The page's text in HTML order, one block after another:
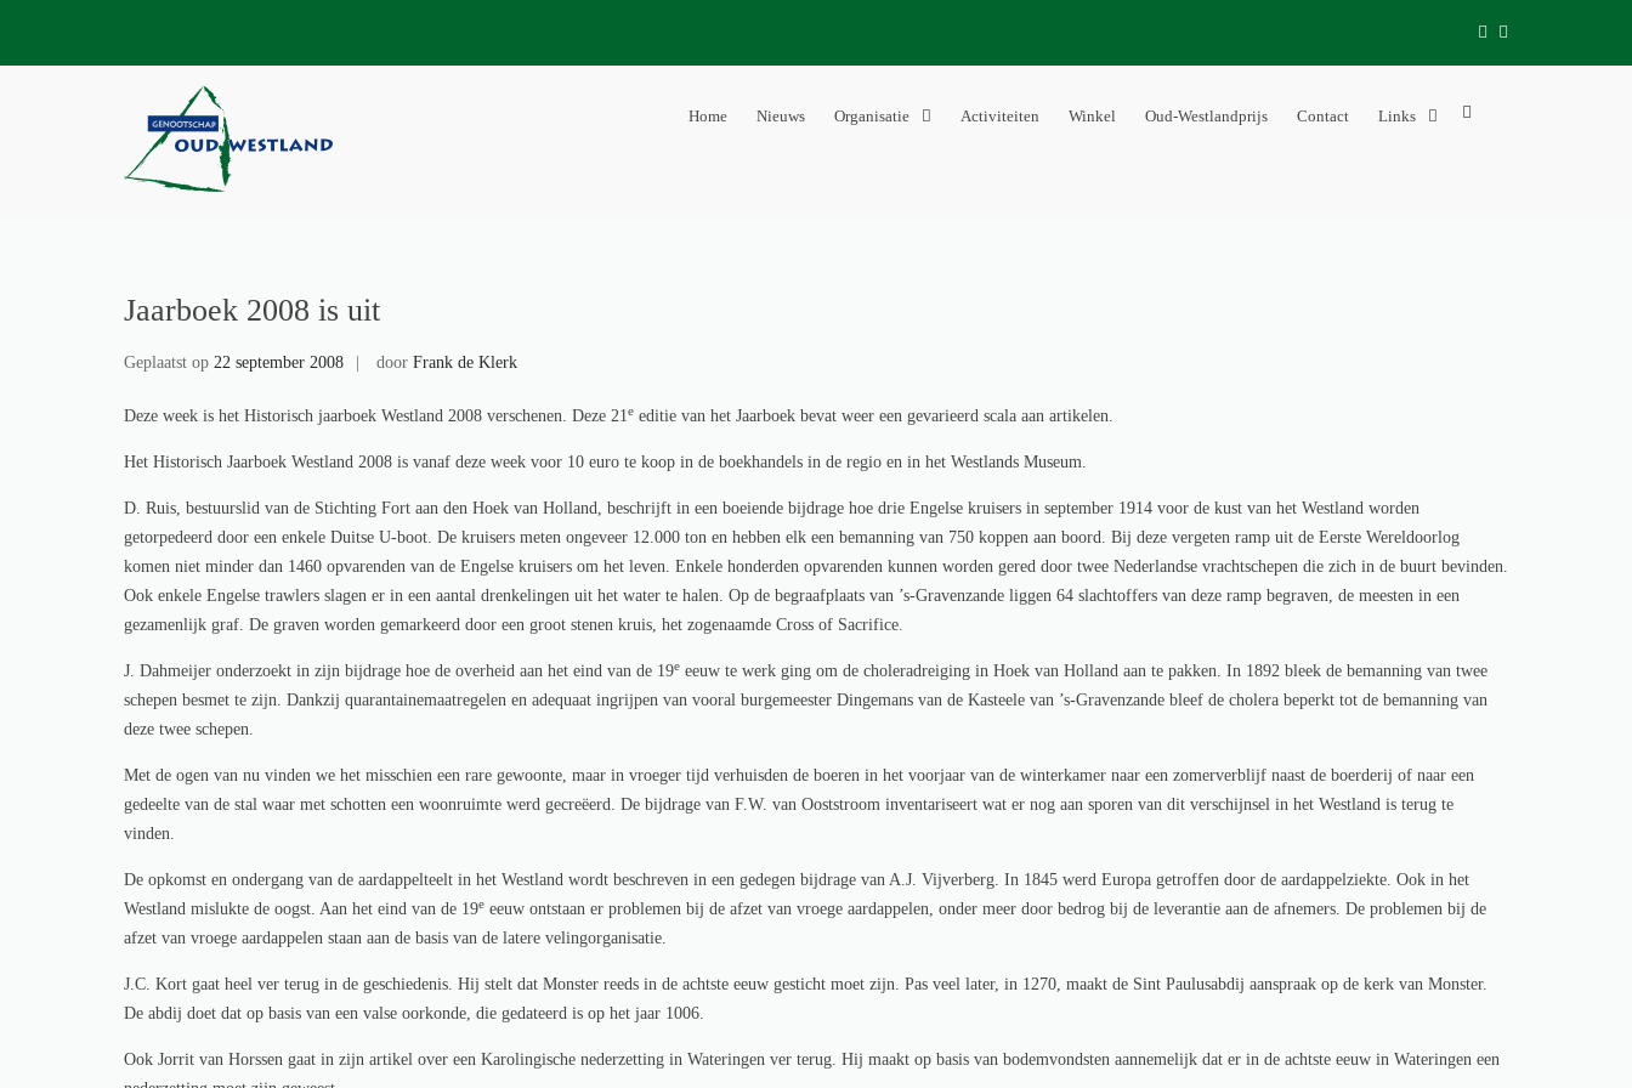
fb
Home Nieuws Organisatie Activiteiten Winkel Oud-Westlandprijs Contact Links
Show
Jaarboek 2008 is uit
Geplaatst op 22 september 2008 door Frank de Klerk
Deze week is het Historisch jaarboek Westland 2008 verschenen. Deze 21e editie van het Jaarboek bevat weer een gevarieerd scala aan artikelen.
Het Historisch Jaarboek Westland 2008 is vanaf deze week voor 10 euro te koop in de boekhandels in de regio en in het Westlands Museum.
D. Ruis, bestuurslid van de Stichting Fort aan den Hoek van Holland, beschrijft in een boeiende bijdrage hoe drie Engelse kruisers in september 1914 voor de kust van het Westland worden
getorpedeerd door een enkele Duitse U-boot. De kruisers meten ongeveer 12.000 ton en hebben elk een bemanning van 750 koppen aan boord. Bij deze vergeten ramp uit de Eerste Wereldoorlog
komen niet minder dan 1460 opvarenden van de Engelse kruisers om het leven. Enkele honderden opvarenden kunnen worden gered door twee Nederlandse vrachtschepen die zich in de buurt bevinden.
Ook enkele Engelse trawlers slagen er in een aantal drenkelingen uit het water te halen. Op de begraafplaats van ’s-Gravenzande liggen 64 slachtoffers van deze ramp begraven, de meesten in een
gezamenlijk graf. De graven worden gemarkeerd door een groot stenen kruis, het zogenaamde Cross of Sacrifice.
J. Dahmeijer onderzoekt in zijn bijdrage hoe de overheid aan het eind van de 19e eeuw te werk ging om de choleradreiging in Hoek van Holland aan te pakken. In 1892 bleek de bemanning van twee
schepen besmet te zijn. Dankzij quarantainemaatregelen en adequaat ingrijpen van vooral burgemeester Dingemans van de Kasteele van ’s-Gravenzande bleef de cholera beperkt tot de bemanning van
deze twee schepen.
Met de ogen van nu vinden we het misschien een rare gewoonte, maar in vroeger tijd verhuisden de boeren in het voorjaar van de winterkamer naar een zomerverblijf naast de boerderij of naar een
gedeelte van de stal waar met schotten een woonruimte werd gecreëerd. De bijdrage van F.W. van Ooststroom inventariseert wat er nog aan sporen van dit verschijnsel in het Westland is terug te
vinden.
De opkomst en ondergang van de aardappelteelt in het Westland wordt beschreven in een gedegen bijdrage van A.J. Vijverberg. In 1845 werd Europa getroffen door de aardappelziekte. Ook in het
Westland mislukte de oogst. Aan het eind van de 19e eeuw ontstaan er problemen bij de afzet van vroege aardappelen, onder meer door bedrog bij de leverantie aan de afnemers. De problemen bij de
afzet van vroege aardappelen staan aan de basis van de latere velingorganisatie.
J.C. Kort gaat heel ver terug in de geschiedenis. Hij stelt dat Monster reeds in de achtste eeuw gesticht moet zijn. Pas veel later, in 1270, maakt de Sint Paulusabdij aanspraak op de kerk van Monster.
De abdij doet dat op basis van een valse oorkonde, die gedateerd is op het jaar 1006.
Ook Jorrit van Horssen gaat in zijn artikel over een Karolingische nederzetting in Wateringen ver terug. Hij maakt op basis van bodemvondsten aannemelijk dat er in de achtste eeuw in Wateringen een